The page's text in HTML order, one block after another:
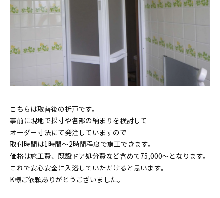
こちらは取替後の折戸です。
事前に現地で採寸や各部の納まりを検討して
オーダー寸法にて発注していますので
取付時間は1時間～2時間程度で施工できます。
価格は施工費、既設ドア処分費など含めて75,000～となります。
これで安心安全に入浴していただけると思います。
K様ご依頼ありがとうございました。